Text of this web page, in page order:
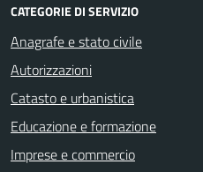
CATEGORIE DI SERVIZIO
Anagrafe e stato civile
Autorizzazioni
Catasto e urbanistica
Educazione e formazione
Imprese e commercio